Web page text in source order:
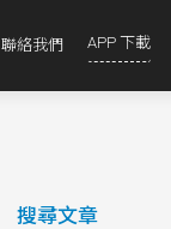
聯絡我們 APP 下載
搜尋文章